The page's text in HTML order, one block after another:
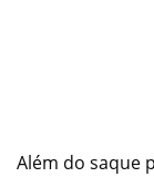
Além do saque